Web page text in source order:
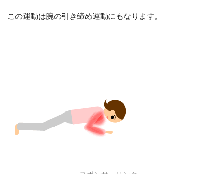
この運動は腕の引き締め運動にもなります。